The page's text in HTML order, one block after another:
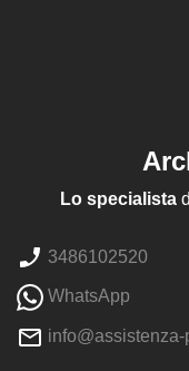
Lo specialista
3486102520
WhatsApp